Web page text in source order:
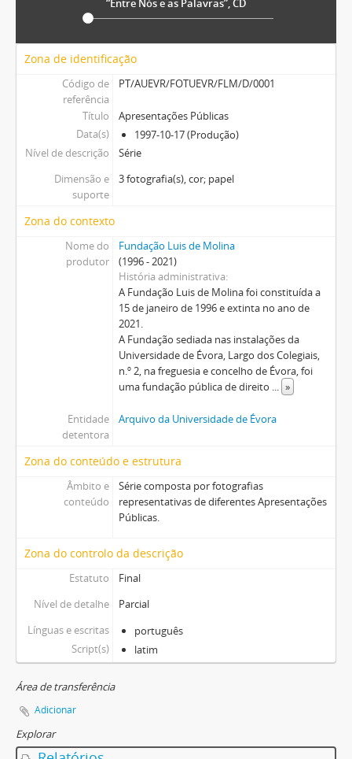
“Entre Nós e as Palavras”, CD
Zona de identificação
Código de
referência
PT/AUEVR/FOTUEVR/FLM/D/0001
Título
Apresentações Públicas
Data(s)
1997-10-17 (Produção)
Nível de descrição
Série
Dimensão e
suporte
3 fotografia(s), cor; papel
Zona do contexto
Nome do
produtor
Fundação Luis de Molina
(1996 - 2021)
História administrativa
A Fundação Luis de Molina foi constituída a
15 de janeiro de 1996 e extinta no ano de
2021.
A Fundação sediada nas instalações da
Universidade de Évora, Largo dos Colegiais,
n.º 2, na freguesia e concelho de Évora, foi
uma fundação pública de direito ... »
Entidade
detentora
Arquivo da Universidade de Évora
Zona do conteúdo e estrutura
Âmbito e
conteúdo
Série composta por fotografias
representativas de diferentes Apresentações
Públicas.
Zona do controlo da descrição
Estatuto
Final
Nível de detalhe
Parcial
Línguas e escritas
português
Script(s)
latim
Área de transferência
Adicionar
Explorar